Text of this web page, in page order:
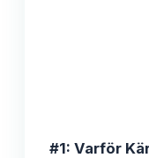
#1: Varför